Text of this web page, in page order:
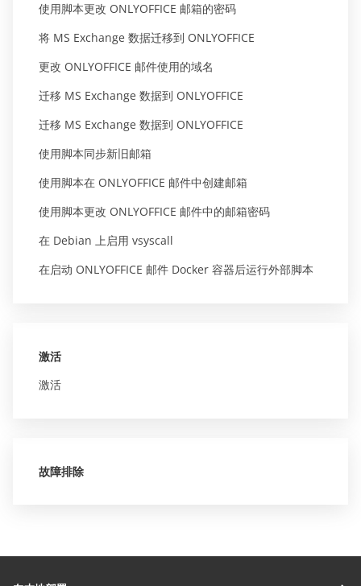
使用脚本更改 ONLYOFFICE 邮箱的密码
将 MS Exchange 数据迁移到 ONLYOFFICE
更改 ONLYOFFICE 邮件使用的域名
迁移 MS Exchange 数据到 ONLYOFFICE
迁移 MS Exchange 数据到 ONLYOFFICE
使用脚本同步新旧邮箱
使用脚本在 ONLYOFFICE 邮件中创建邮箱
使用脚本更改 ONLYOFFICE 邮件中的邮箱密码
在 Debian 上启用 vsyscall
在启动 ONLYOFFICE 邮件 Docker 容器后运行外部脚本
激活
激活
故障排除